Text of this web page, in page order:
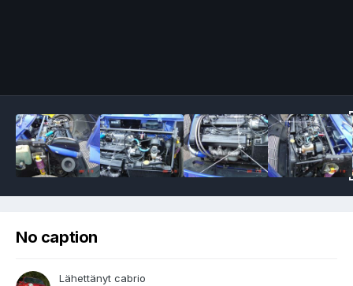
No caption
Lähettänyt cabrio